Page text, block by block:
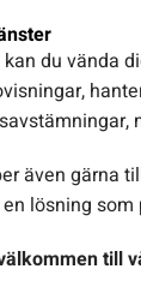
du vända
även gärna
lösning som
till